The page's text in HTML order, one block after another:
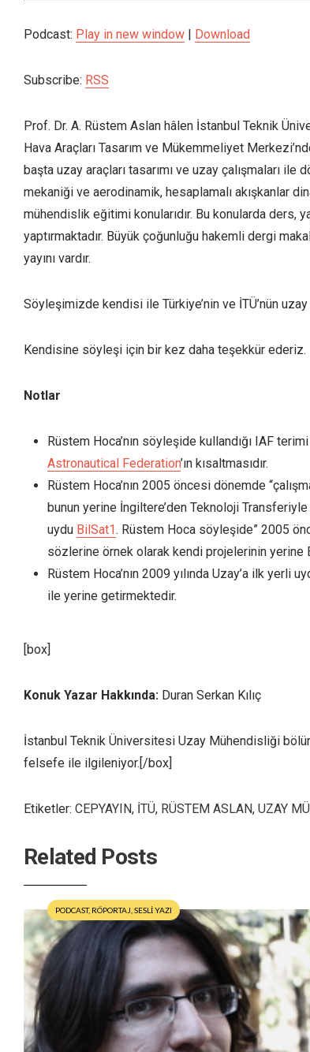
Podcast: Play in new window | Download
Subscribe: RSS
Prof. Dr. A. Rüstem Aslan hâlen İstanbul Teknik
Hava Araçları Tasarım ve Mükemmeliyet
başta uzay araçları tasarımı ve uzay çalışmaları ile
mekaniği ve aerodinamik, hesaplamalı akışkanlar
mühendislik eğitimi konularıdır. Bu konularda ders,
yaptırmaktadır. Büyük çoğunluğu hakemli dergi
yayını vardır.
Söyleşimizde kendisi ile Türkiye’nin ve İTÜ’nün
Kendisine söyleşi için bir kez daha teşekkür ederiz.
Notlar
Rüstem Hoca’nın söyleşide kullandığı IAF
Astronautical Federation’ın kısaltmasıdır.
Rüstem Hoca’nın 2005 öncesi dönemde
bunun yerine İngiltere’den Teknoloji
uydu BilSat1. Rüstem Hoca söyleşide” 2005
sözlerine örnek olarak kendi projelerinin yerine
Rüstem Hoca’nın 2009 yılında Uzay’a ilk yerli
ile yerine getirmektedir.
[box]
Konuk Yazar Hakkında: Duran Serkan Kılıç
İstanbul Teknik Üniversitesi Uzay Mühendisliği
felsefe ile ilgileniyor.[/box]
Etiketler: CEPYAYIN, İTÜ, RÜSTEM ASLAN, UZAY
Related Posts
PODCAST, RÖPORTAJ SESLİ YAZI